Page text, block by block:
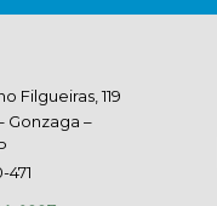
Filgueiras, 119
Gonzaga –
471